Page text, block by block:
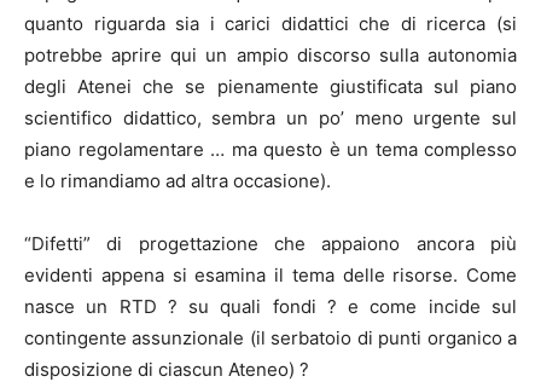
quanto riguarda sia i carici didattici che di ricerca (si
potrebbe aprire qui un ampio discorso sulla autonomia
degli Atenei che se pienamente giustificata sul piano
scientifico didattico, sembra un po’ meno urgente sul
piano regolamentare … ma questo è un tema complesso
e lo rimandiamo ad altra occasione).
“Difetti” di progettazione che appaiono ancora più
evidenti appena si esamina il tema delle risorse. Come
nasce un RTD ? su quali fondi ? e come incide sul
contingente assunzionale (il serbatoio di punti organico a
disposizione di ciascun Ateneo) ?